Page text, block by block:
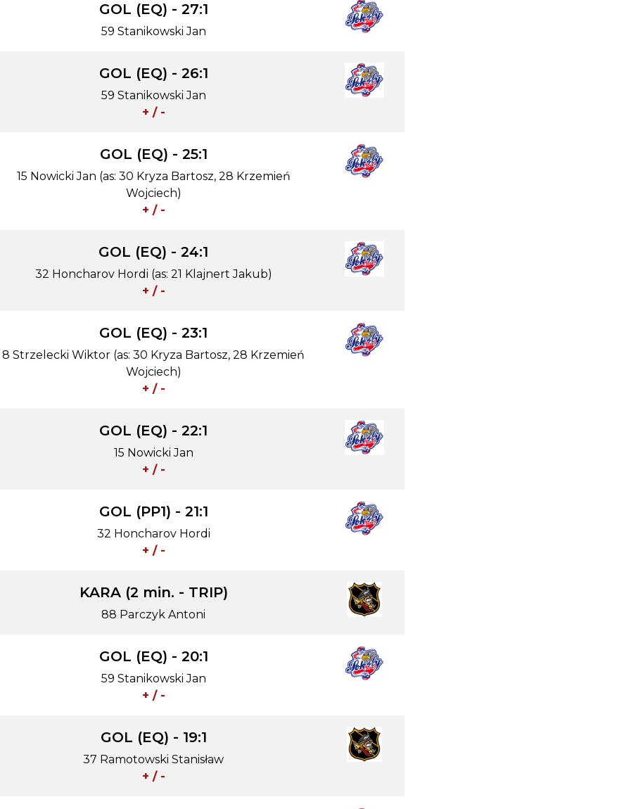
GOL (EQ) - 27:1
59 Stanikowski Jan
GOL (EQ) - 26:1
59 Stanikowski Jan
+ / -
GOL (EQ) - 25:1
15 Nowicki Jan (as: 30 Kryza Bartosz, 28 Krzemień
Wojciech)
+ / -
GOL (EQ) - 24:1
32 Honcharov Hordi (as: 21 Klajnert Jakub)
+ / -
GOL (EQ) - 23:1
8 Strzelecki Wiktor (as: 30 Kryza Bartosz, 28 Krzemień
Wojciech)
+ / -
GOL (EQ) - 22:1
15 Nowicki Jan
+ / -
GOL (PP1) - 21:1
32 Honcharov Hordi
+ / -
KARA (2 min. - TRIP)
88 Parczyk Antoni
GOL (EQ) - 20:1
59 Stanikowski Jan
+ / -
GOL (EQ) - 19:1
37 Ramotowski Stanisław
+ / -